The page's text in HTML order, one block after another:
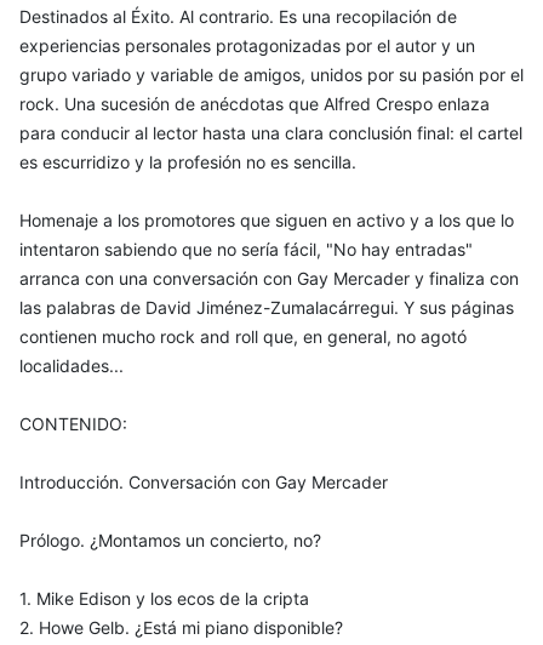
Destinados al Éxito. Al contrario. Es una recopilación de
experiencias personales protagonizadas por el autor y un
grupo variado y variable de amigos, unidos por su pasión por el
rock. Una sucesión de anécdotas que Alfred Crespo enlaza
para conducir al lector hasta una clara conclusión final: el cartel
es escurridizo y la profesión no es sencilla.
Homenaje a los promotores que siguen en activo y a los que lo
intentaron sabiendo que no sería fácil, "No hay entradas"
arranca con una conversación con Gay Mercader y finaliza con
las palabras de David Jiménez-Zumalacárregui. Y sus páginas
contienen mucho rock and roll que, en general, no agotó
localidades...
CONTENIDO:
Introducción. Conversación con Gay Mercader
Prólogo. ¿Montamos un concierto, no?
1. Mike Edison y los ecos de la cripta
2. Howe Gelb. ¿Está mi piano disponible?